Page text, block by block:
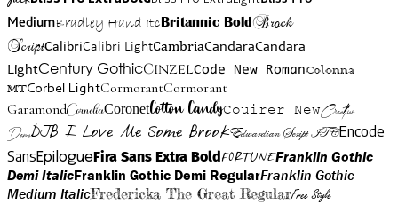
MediumBradley Hand Itc Britannic Bold Brock
ScriptCalibriCalibri LightCambriaCandaraCandara
LightCentury GothicCinzelCode New RomanColonna
MTCorbel LightCormorantCormorant
GaramondCorneliaCoronetCotton CandyCouirer NewCreattion
DemoDJB I Love Me Some BrookEdwardian Script ITCEncode
SansEpilogueFira Sans Extra BoldFortuneFranklin Gothic
Demi ItalicFranklin Gothic Demi RegularFranklin Gothic
Medium ItalicFredericka The Great RegularFree Style